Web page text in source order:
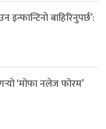
बाहिरिनुपर्छ’:
‘मोफा नलेज फोरम’